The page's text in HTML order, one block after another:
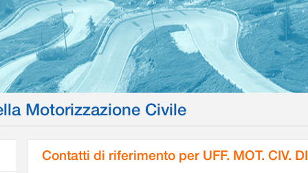
Motorizzazione Civile
Contatti di riferimento per UFF. MOT. CIV.